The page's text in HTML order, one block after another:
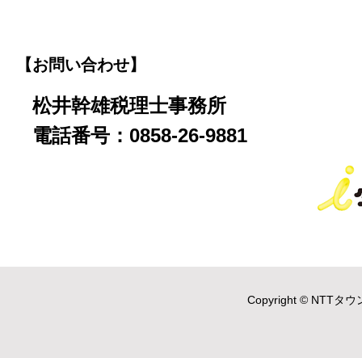
【お問い合わせ】
松井幹雄税理士事務所
電話番号：0858-26-9881
Copyright © NTTタウ